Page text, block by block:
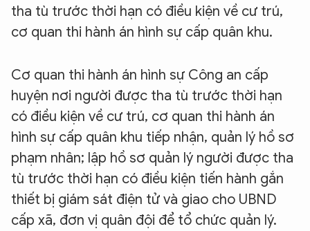
tha tù trước thời hạn có điều kiện về cư trú,
cơ quan thi hành án hình sự cấp quân khu.
Cơ quan thi hành án hình sự Công an cấp
huyện nơi người được tha tù trước thời hạn
có điều kiện về cư trú, cơ quan thi hành án
hình sự cấp quân khu tiếp nhận, quản lý hồ sơ
phạm nhân; lập hồ sơ quản lý người được tha
tù trước thời hạn có điều kiện tiến hành gắn
thiết bị giám sát điện tử và giao cho UBND
cấp xã, đơn vị quân đội để tổ chức quản lý.